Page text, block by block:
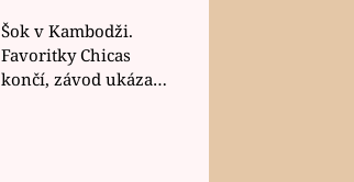
závodu nůž na krku
Šok v Kambodži.
Favoritky Chicas
končí, závod ukázal